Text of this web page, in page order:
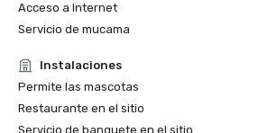
Acceso a Internet
Servicio de mucama
Instalaciones
Permite las mascotas
Restaurante en el sitio
Servicio de banquete en el sitio